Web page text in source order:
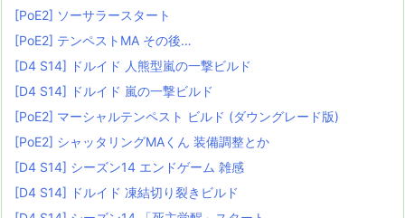
[PoE2] ソーサラースタート
[PoE2] テンペストMA その後…
[D4 S14] ドルイド 人熊型嵐の一撃ビルド
[D4 S14] ドルイド 嵐の一撃ビルド
[PoE2] マーシャルテンペスト ビルド (ダウングレード版)
[PoE2] シャッタリングMAくん 装備調整とか
[D4 S14] シーズン14 エンドゲーム 雑感
[D4 S14] ドルイド 凍結切り裂きビルド